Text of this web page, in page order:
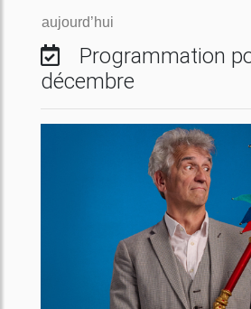
aujourd’hui
Programmation
décembre